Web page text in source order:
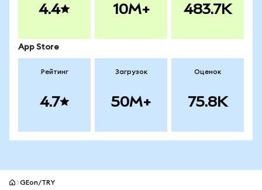
4.4 10M+ 483.7K
App Store
Рейтинг
4.7
Загрузок
50M+
Оценок
75.8K
GEon/TRY